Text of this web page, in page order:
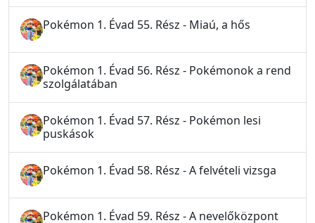
Pokémon 1. Évad 55. Rész - Miaú, a hős
Pokémon 1. Évad 56. Rész - Pokémonok a rend
szolgálatában
Pokémon 1. Évad 57. Rész - Pokémon lesi
puskások
Pokémon 1. Évad 58. Rész - A felvételi vizsga
Pokémon 1. Évad 59. Rész - A nevelőközpont